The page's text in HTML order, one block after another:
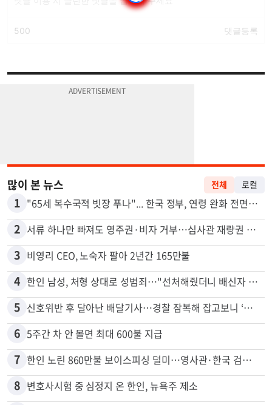
많이 본 뉴스
1 "65세 복수국적 빗장 푸나"... 한국 정부, 연령 완화 전면 추진
2
3 비영리 CEO, 노숙자 팔아 2년간 165만불
4 한인 남성, 처형 상대로 성범죄…"선처해줬더니 배신자 취급"
5
6 5주간 차 안 몰면 최대 600불 지급
7